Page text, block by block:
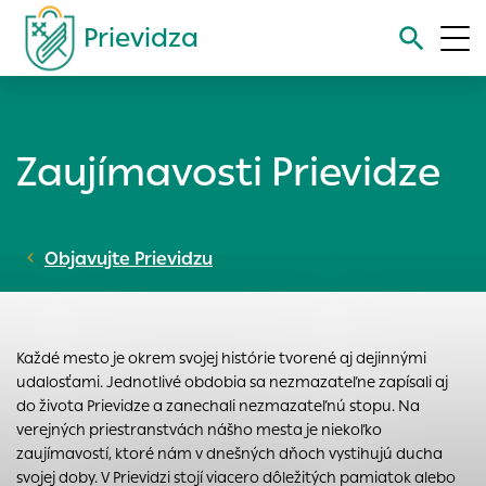
Prievidza
Zaujímavosti Prievidze
Objavujte Prievidzu
Každé mesto je okrem svojej histórie tvorené aj dejinnými
udalosťami. Jednotlivé obdobia sa nezmazateľne zapísali aj
do života Prievidze a zanechali nezmazateľnú stopu. Na
verejných priestranstvách nášho mesta je niekoľko
zaujímavostí, ktoré nám v dnešných dňoch vystihujú ducha
svojej doby. V Prievidzi stojí viacero dôležitých pamiatok alebo
Nastavenie cookies
ukladať informácie o vašej aktivite a preferenciách.
Vyberte úroveň cookies, ktorú chcete povoliť
Technické cookies
Technické súbory cookie sú pre prevádzku nevyhnutné a
pomáhajú urobiť webové stránky uplatniteľnými tým, že
umožňujú základné funkcie, ako je navigácia na stránke a